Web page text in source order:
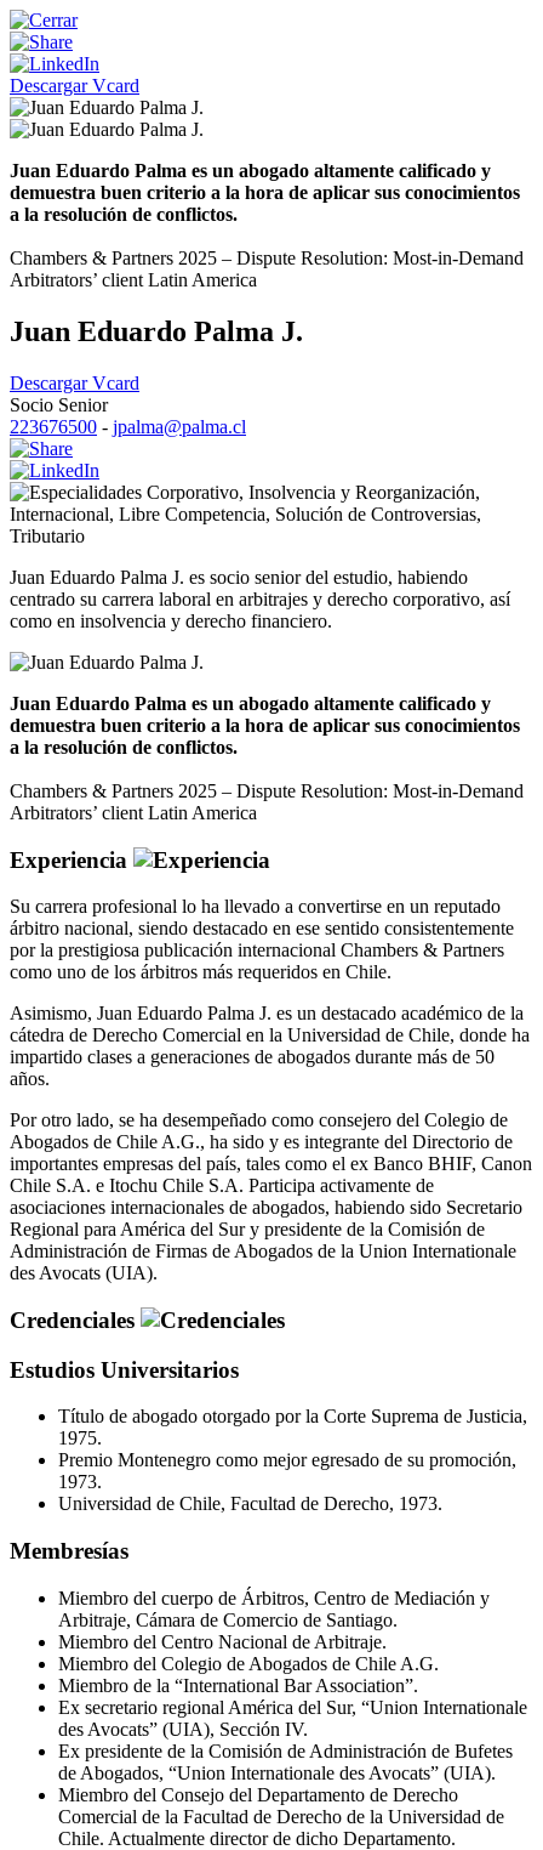
Descargar Vcard
Juan Eduardo Palma es un abogado altamente calificado y
demuestra buen criterio a la hora de aplicar sus conocimientos
a la resolución de conflictos.
Chambers & Partners 2025 – Dispute Resolution: Most-in-Demand
Arbitrators’ client Latin America
Juan Eduardo Palma J.
Descargar Vcard
Socio Senior
223676500 - jpalma@palma.cl
Corporativo, Insolvencia y Reorganización,
Internacional, Libre Competencia, Solución de Controversias,
Tributario
Juan Eduardo Palma J. es socio senior del estudio, habiendo
centrado su carrera laboral en arbitrajes y derecho corporativo, así
como en insolvencia y derecho financiero.
Juan Eduardo Palma es un abogado altamente calificado y
demuestra buen criterio a la hora de aplicar sus conocimientos
a la resolución de conflictos.
Chambers & Partners 2025 – Dispute Resolution: Most-in-Demand
Arbitrators’ client Latin America
Experiencia
Su carrera profesional lo ha llevado a convertirse en un reputado
árbitro nacional, siendo destacado en ese sentido consistentemente
por la prestigiosa publicación internacional Chambers & Partners
como uno de los árbitros más requeridos en Chile.
Asimismo, Juan Eduardo Palma J. es un destacado académico de la
cátedra de Derecho Comercial en la Universidad de Chile, donde ha
impartido clases a generaciones de abogados durante más de 50
años.
Por otro lado, se ha desempeñado como consejero del Colegio de
Abogados de Chile A.G., ha sido y es integrante del Directorio de
importantes empresas del país, tales como el ex Banco BHIF, Canon
Chile S.A. e Itochu Chile S.A. Participa activamente de
asociaciones internacionales de abogados, habiendo sido Secretario
Regional para América del Sur y presidente de la Comisión de
Administración de Firmas de Abogados de la Union Internationale
des Avocats (UIA).
Credenciales
Estudios Universitarios
Título de abogado otorgado por la Corte Suprema de Justicia,
1975.
Premio Montenegro como mejor egresado de su promoción,
1973.
Universidad de Chile, Facultad de Derecho, 1973.
Membresías
Miembro del cuerpo de Árbitros, Centro de Mediación y
Arbitraje, Cámara de Comercio de Santiago.
Miembro del Centro Nacional de Arbitraje.
Miembro del Colegio de Abogados de Chile A.G.
Miembro de la “International Bar Association”.
Ex secretario regional América del Sur, “Union Internationale
des Avocats” (UIA), Sección IV.
Ex presidente de la Comisión de Administración de Bufetes
de Abogados, “Union Internationale des Avocats” (UIA).
Miembro del Consejo del Departamento de Derecho
Comercial de la Facultad de Derecho de la Universidad de
Chile. Actualmente director de dicho Departamento.